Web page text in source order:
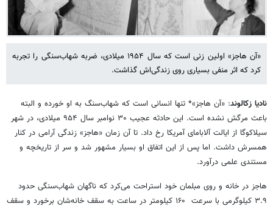
«آن هاجز» اولین زنی است که سال ۱۹۵۴ میلادی، ضربه شهاب‌سنگی را تجربه
کرد که اثر منفی بسیاری روی زندگی‌اش گذاشت.
نادیا زکالوند: «آن هاجز»* تنها انسانی است که شهاب‌سنگ به او خورده و البته
باعث مرگش نشده است. این حادثه عجیب ۳۰ نوامبر سال ۹۵۴ میلادی،‌ در شهر
سیلاکوگا از ایالت آلابامای آمریکا رخ داد. تا آن زمان «هاجز» زندگی آرامی در کنار
همسرش داشت. اما پس از این اتفاق او بسیار مشهور شد و سر از تاریخچه و
مستندی علمی درآورد.
هاجز در خانه و روی مبلمان خود استراحت می‌کرد که ناگهان شهاب‌سنگی حدود
۳.۹ کیلوگرمی با سرعت ۱۶۰ کیلومتر در ساعت به سقف خانه‌شان برخورد و سقف